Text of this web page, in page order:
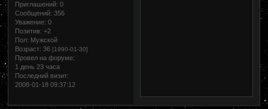
Приглашений: 0
Сообщений: 356
Уважение: 0
Позитив: +2
Пол: Мужской
Возраст: 36[1990-01-30]
Провел на форуме:
1 день 23 часа
Последний визит:
2008-01-18 09:37:12